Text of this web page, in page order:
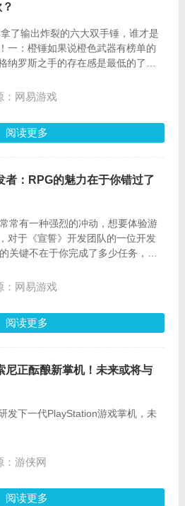
了输出炸裂的六大双手锤，谁才是
一：橙锤如果说橙色武器有榜单的
纳罗斯之手的存在感是最低的了
而且就怀旧服来看，这丫的真的是
：网易游戏
阅读更多
者：RPG的魅力在于你错过了
常有一种强烈的冲动，想要体验游
对于《宣誓》开发团队的一位开发
关键不在于你完成了多少任务，而
：网易游戏
阅读更多
尼正酝酿新掌机！未来或将与
发下一代PlayStation游戏掌机，未
：游侠网
阅读更多